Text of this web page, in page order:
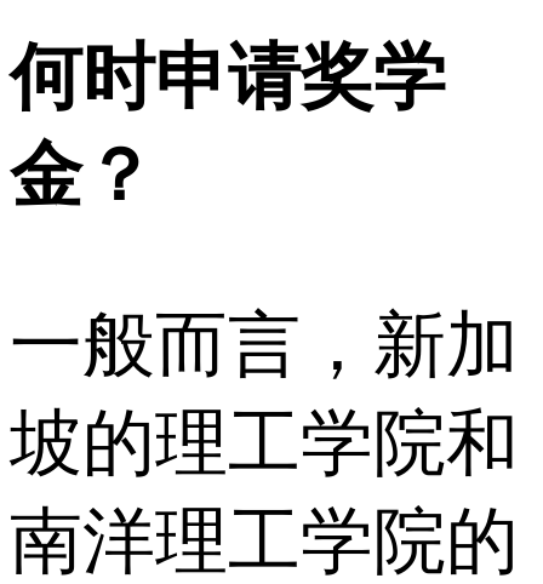
何时申请奖学
金？
一般而言，新加
坡的理工学院和
南洋理工学院的